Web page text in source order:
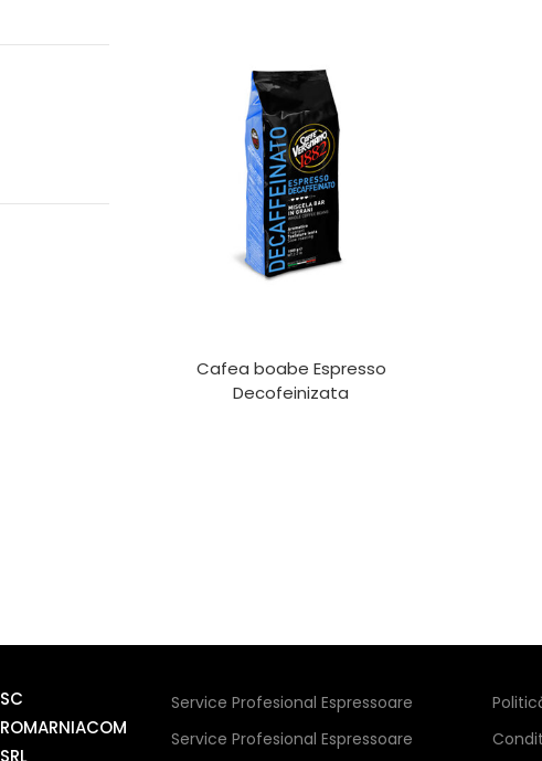
Cafea boabe Espresso
Decofeinizata
SC
ROMARNIACOM
SRL
Service Profesional Espressoare
Service Profesional Espressoare